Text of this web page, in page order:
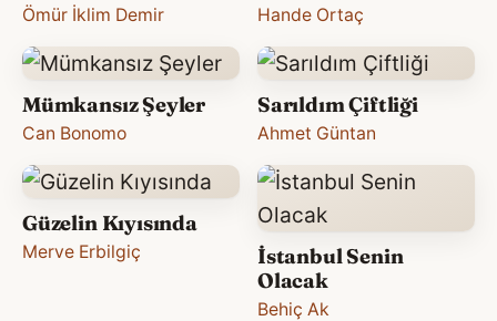
Ömür İklim Demir Hande Ortaç
Mümkansız Şeyler
Can Bonomo
Sarıldım Çiftliği
Ahmet Güntan
Güzelin Kıyısında
Merve Erbilgiç
İstanbul Senin
Olacak
Behiç Ak